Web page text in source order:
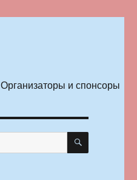
Организаторы и спонсоры
ПОИСК